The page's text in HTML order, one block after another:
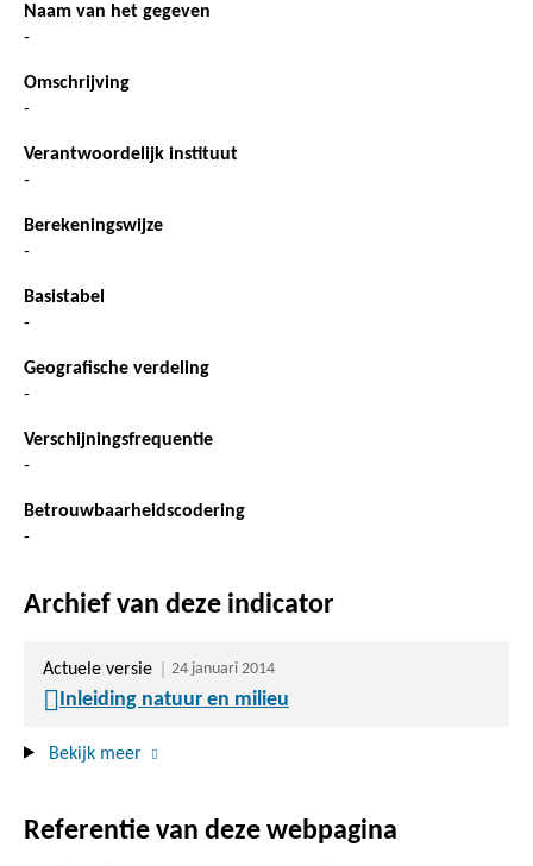
Naam van het gegeven
-
Omschrijving
-
Verantwoordelijk instituut
-
Berekeningswijze
-
Basistabel
-
Geografische verdeling
-
Verschijningsfrequentie
-
Betrouwbaarheidscodering
-
Archief van deze indicator
Actuele versie 24 januari 2014
Inleiding natuur en milieu
Bekijk meer
Referentie van deze webpagina